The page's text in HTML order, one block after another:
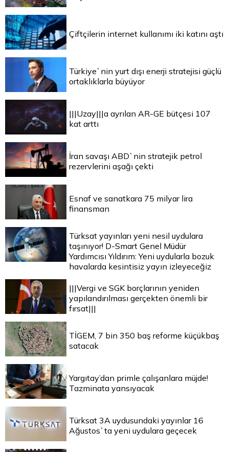
Çiftçilerin internet kullanımı iki katını aştı
Türkiye`nin yurt dışı enerji stratejisi güçlü
ortaklıklarla büyüyor
|||Uzay|||a ayrılan AR-GE bütçesi 107
kat arttı
İran savaşı ABD`nin stratejik petrol
rezervlerini aşağı çekti
Esnaf ve sanatkara 75 milyar lira
finansman
Türksat yayınları yeni nesil uydulara
taşınıyor! D-Smart Genel Müdür
Yardımcısı Yıldırım: Yeni uydularla bozuk
havalarda kesintisiz yayın izleyeceğiz
|||Vergi ve SGK borçlarının yeniden
yapılandırılması gerçekten önemli bir
fırsat|||
TİGEM, 7 bin 350 baş reforme küçükbaş
satacak
Yargıtay’dan primle çalışanlara müjde!
Tazminata yansıyacak
Türksat 3A uydusundaki yayınlar 16
Ağustos`ta yeni uydulara geçecek